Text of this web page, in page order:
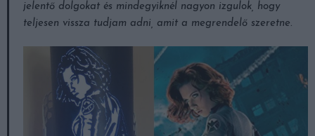
jelentő dolgokat és mindegyiknél nagyon izgulok, hogy
teljesen vissza tudjam adni, amit a megrendelő szeretne.